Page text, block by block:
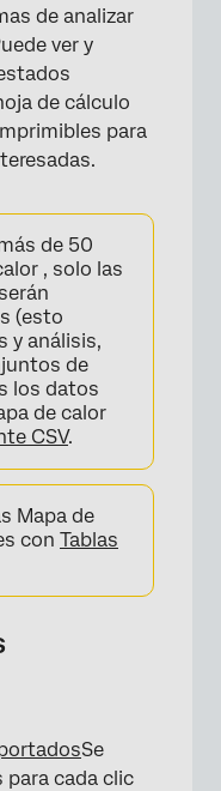
de analizar
ver y
de cálculo
para
de 50
, solo las
(esto
y análisis,
de
los datos
de calor
CSV.
Mapa de
con Tablas
Se
para cada clic